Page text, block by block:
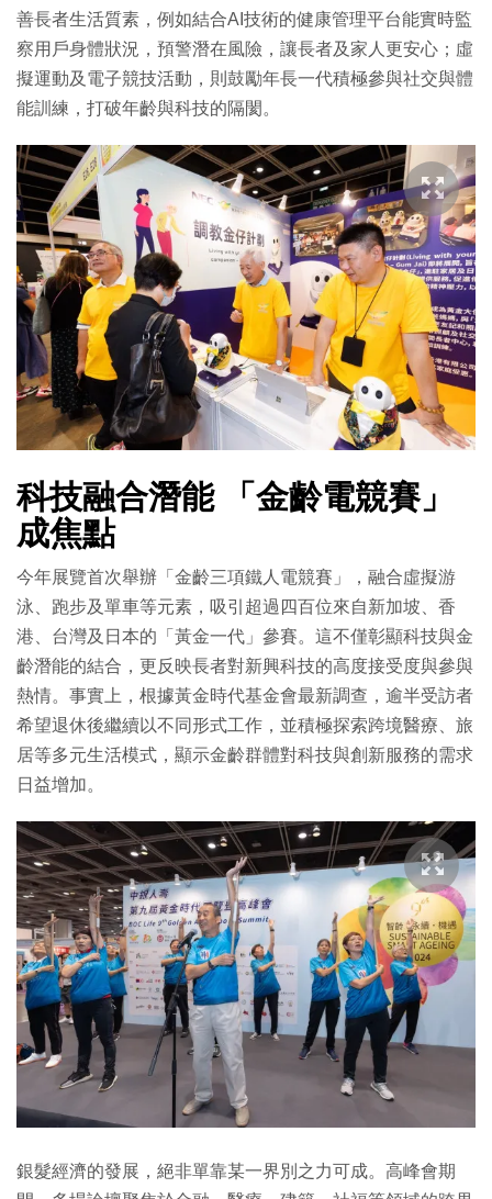
善長者生活質素，例如結合AI技術的健康管理平台能實時監
察用戶身體狀況，預警潛在風險，讓長者及家人更安心；虛
擬運動及電子競技活動，則鼓勵年長一代積極參與社交與體
能訓練，打破年齡與科技的隔閡。
科技融合潛能 「金齡電競賽」
成焦點
今年展覽首次舉辦「金齡三項鐵人電競賽」，融合虛擬游
泳、跑步及單車等元素，吸引超過四百位來自新加坡、香
港、台灣及日本的「黃金一代」參賽。這不僅彰顯科技與金
齡潛能的結合，更反映長者對新興科技的高度接受度與參與
熱情。事實上，根據黃金時代基金會最新調查，逾半受訪者
希望退休後繼續以不同形式工作，並積極探索跨境醫療、旅
居等多元生活模式，顯示金齡群體對科技與創新服務的需求
日益增加。
銀髮經濟的發展，絕非單靠某一界別之力可成。高峰會期